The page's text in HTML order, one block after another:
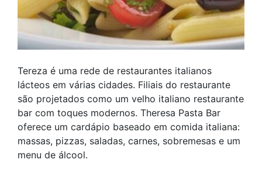
Tereza é uma rede de restaurantes italianos
lácteos em várias cidades. Filiais do restaurante
são projetados como um velho italiano restaurante
bar com toques modernos. Theresa Pasta Bar
oferece um cardápio baseado em comida italiana:
massas, pizzas, saladas, carnes, sobremesas e um
menu de álcool.